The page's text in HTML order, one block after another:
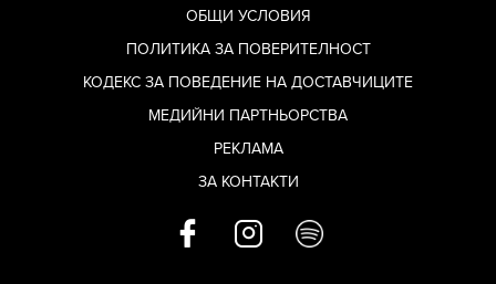
ОБЩИ УСЛОВИЯ
ПОЛИТИКА ЗА ПОВЕРИТЕЛНОСТ
КОДЕКС ЗА ПОВЕДЕНИЕ НА ДОСТАВЧИЦИТЕ
МЕДИЙНИ ПАРТНЬОРСТВА
РЕКЛАМА
ЗА КОНТАКТИ